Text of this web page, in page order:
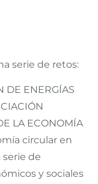
serie de retos:
DE ENERGÍAS
LA ECONOMÍA
circular en
de
y sociales